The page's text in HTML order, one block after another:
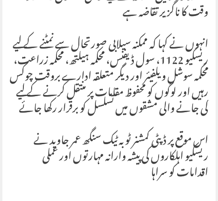
وقت کا ناگزیر تقاضہ ہے
انہوں نے کہا کہ ممکنہ سیلابی صورتحال سے نمٹنے کے لیے
ریسکیو 1122، سول ڈیفنس، محکمہ ہیلتھ، محکمہ زراعت،
محکمہ سوشل ویلفیئر اور دیگر متعلقہ ادارے بروقت چوکس
رہیں اور لوگوں کو محفوظ مقامات پر منتقل کرنے کے لیے
کی جانے والی مشقوں میں تسلسل کو برقرار رکھا جائے
اس موقع پر ڈپٹی کمشنر ٹوبہ ٹیک سنگھ عمر جاوید نے
ریسکیو اہلکاروں کی پیشہ وارانہ مہارتوں اور عملی
اقدامات کو سراہا